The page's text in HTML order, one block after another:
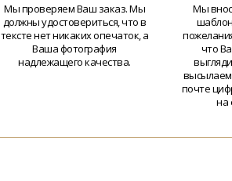
Мы проверяем Ваш заказ. Мы
должны удостовериться, что в
тексте нет никаких опечаток, а
Ваша фотография
надлежащего качества.
Мы
что
почте
на